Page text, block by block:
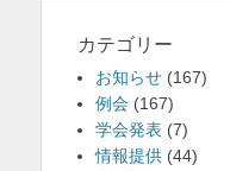
カテゴリー
お知らせ (167)
例会 (167)
学会発表 (7)
情報提供 (44)